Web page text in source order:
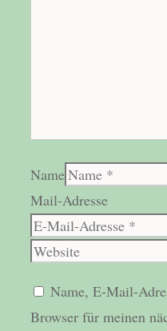
Name
Mail-Adresse
Name, E-Mail-
Browser für meinen